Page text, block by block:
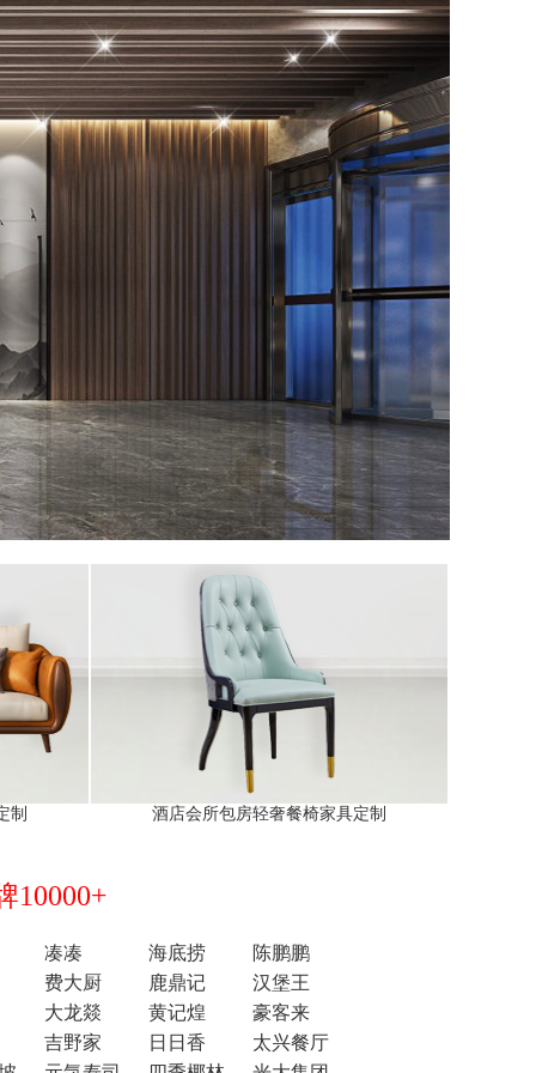
制 酒店会所包房轻奢餐椅家具定制
10000+
凑凑 海底捞
陈鹏鹏
费大厨
鹿鼎记
汉堡王
大龙燚
黄记煌
豪客来
吉野家
日日香
太兴餐厅